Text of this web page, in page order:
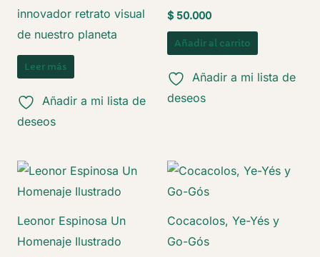
innovador retrato visual
de nuestro planeta
Leer más
Añadir a mi lista de
deseos
$ 50.000
Añadir al carrito
Añadir a mi lista de
deseos
Leonor Espinosa Un
Homenaje Ilustrado
Cocacolos, Ye-Yés y
Go-Gós